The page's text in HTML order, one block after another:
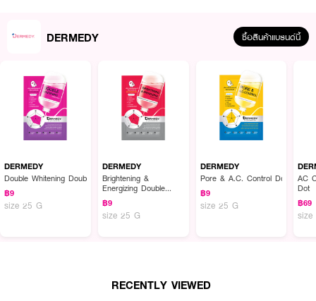
ผลลัพธ์ที่ได้ :
แผ่นซับสิวDERMEDY AC CLEAR PATCH
แผ่นฟิล์มไฮโดรคอลลอยด์บาง
ส่วนผสมหลักของ Salicylic Acid ที่มีคุณสมบัติดูแลปัญหาสิว
• ในหนึ่งกล่องบรรจุ 18 ชิ้น มี 2 ขนาด ได้แก่ ขนาด 10 มม. จำนวน 9 ชิ้น และ
ขนาด 12 มม. จำนวน 9 ชิ้น
• แผ่นฟิล์มไฮโดรคอลลอยด์บางเพียง 0.13 มม. ปกปิดแนบสนิท
DERMEDY ซื้อสินค้าแบรนด์นี้
DERMEDY
Double Whitening Double Effect Mask
฿9
size 25 G
DERMEDY
Brightening &
Energizing Double
Effect Mask
฿9
size 25 G
DERMEDY
Pore & A.C. Control Double
฿9
size 25 G
AC
Dot
฿69
size
RECENTLY VIEWED